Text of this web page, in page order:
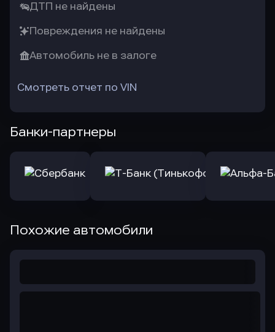
ДТП не найдены
Повреждения не найдены
Автомобиль не в залоге
Смотреть отчет по VIN
Банки-партнеры
Похожие автомобили